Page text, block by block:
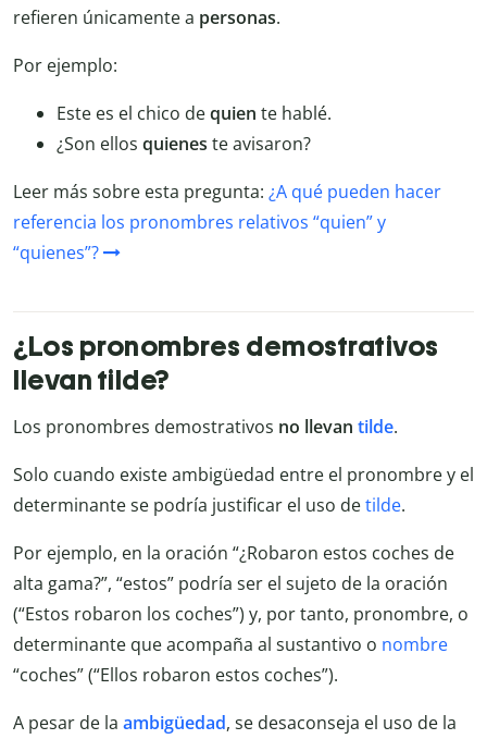
refieren únicamente a personas.
Por ejemplo:
Este es el chico dequien te hablé.
¿Son ellos quienes te avisaron?
Leer más sobre esta pregunta: ¿A qué pueden hacer
referencia los pronombres relativos “quien” y
“quienes”?
¿Los pronombres demostrativos
llevan tilde?
Los pronombres demostrativos no llevan tilde.
Solo cuando existe ambigüedad entre el pronombre y el
determinante se podría justificar el uso detilde.
Por ejemplo, en la oración “¿Robaron estos coches de
alta gama?”, “estos” podría ser el sujeto de la oración
(“Estos robaron los coches”) y, por tanto, pronombre, o
determinante que acompaña al sustantivo o nombre
“coches” (“Ellos robaron estos coches”).
A pesar de la ambigüedad, se desaconseja el uso de la